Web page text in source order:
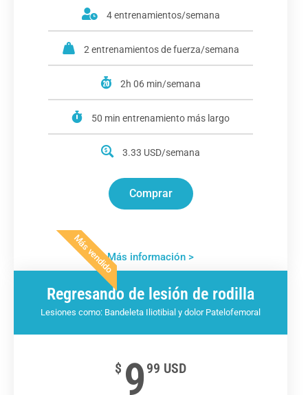
4 entrenamientos/semana
2 entrenamientos de fuerza/semana
2h 06 min/semana
50 min entrenamiento más largo
3.33 USD/semana
Comprar
Más vendidoMás información >
Regresando de lesión de rodilla
Lesiones como: Bandeleta Iliotibial y dolor Patelofemoral
$ 9 99 USD